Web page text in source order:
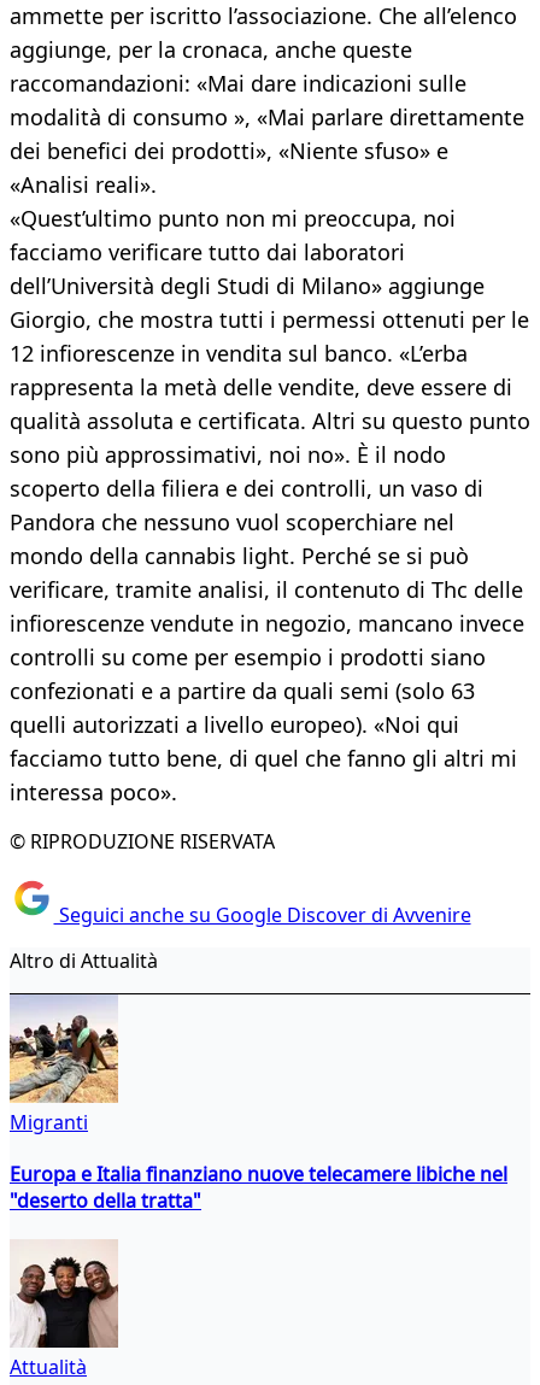
ammette per iscritto l’associazione. Che all’elenco
aggiunge, per la cronaca, anche queste
raccomandazioni: «Mai dare indicazioni sulle
modalità di consumo », «Mai parlare direttamente
dei benefici dei prodotti», «Niente sfuso» e
«Analisi reali».
«Quest’ultimo punto non mi preoccupa, noi
facciamo verificare tutto dai laboratori
dell’Università degli Studi di Milano» aggiunge
Giorgio, che mostra tutti i permessi ottenuti per le
12 infiorescenze in vendita sul banco. «L’erba
rappresenta la metà delle vendite, deve essere di
qualità assoluta e certificata. Altri su questo punto
sono più approssimativi, noi no». È il nodo
scoperto della filiera e dei controlli, un vaso di
Pandora che nessuno vuol scoperchiare nel
mondo della cannabis light. Perché se si può
verificare, tramite analisi, il contenuto di Thc delle
infiorescenze vendute in negozio, mancano invece
controlli su come per esempio i prodotti siano
confezionati e a partire da quali semi (solo 63
quelli autorizzati a livello europeo). «Noi qui
facciamo tutto bene, di quel che fanno gli altri mi
interessa poco».
© RIPRODUZIONE RISERVATA
Seguici anche su Google Discover di Avvenire
Altro di Attualità
Migranti
Europa e Italia finanziano nuove telecamere libiche nel
"deserto della tratta"
Attualità